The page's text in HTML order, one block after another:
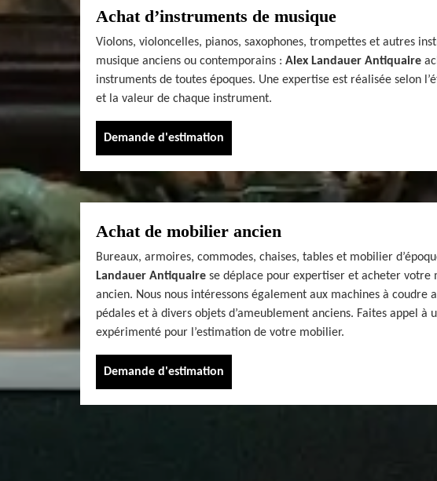
Achat d’instruments de musique
Violons, violoncelles, pianos, saxophones, trompettes et autres
musique anciens ou contemporains : Alex Landauer Antiquaire
instruments de toutes époques. Une expertise est réalisée selon
et la valeur de chaque instrument.
Demande d'estimation
Achat de mobilier ancien
Bureaux, armoires, commodes, chaises, tables et mobilier
Landauer Antiquaire se déplace pour expertiser et acheter votre
ancien. Nous nous intéressons également aux machines à coudre
pédales et à divers objets d’ameublement anciens. Faites appel à
expérimenté pour l’estimation de votre mobilier.
Demande d'estimation